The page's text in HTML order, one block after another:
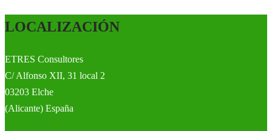
LOCALIZACIÓN
ETRES Consultores
C/ Alfonso XII, 31 local 2
03203 Elche
(Alicante) España